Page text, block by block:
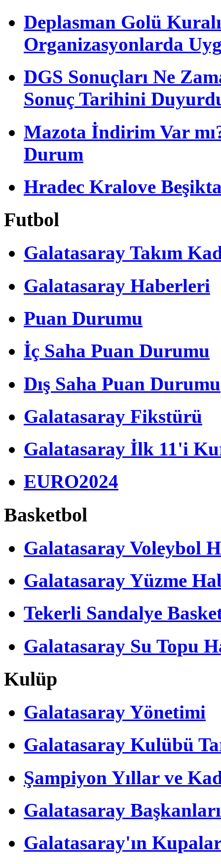
Deplasman Golü
Organizasyonlarda
DGS Sonuçları Ne
Sonuç Tarihini
Mazota İndirim Var
Durum
Hradec Kralove
Futbol
Galatasaray Takım
Galatasaray Haberleri
Puan Durumu
İç Saha Puan Durumu
Dış Saha Puan Durumu
Galatasaray Fikstürü
Galatasaray İlk 11'i
EURO2024
Basketbol
Galatasaray Voleybol
Galatasaray Yüzme
Tekerli Sandalye
Galatasaray Su Topu
Kulüp
Galatasaray Yönetimi
Galatasaray Kulübü
Şampiyon Yıllar ve
Galatasaray Başkanları
Galatasaray'ın